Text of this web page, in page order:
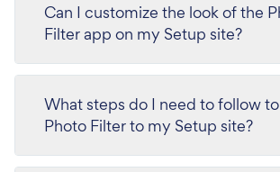
Can I customize the look of the
Filter app on my Setup site?
What steps do I need to follow
Photo Filter to my Setup site?